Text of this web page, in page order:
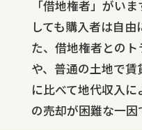
「借地権者」がい
しても購入者は自
た、借地権者との
や、普通の土地で
に比べて地代収入
の売却が困難な一因